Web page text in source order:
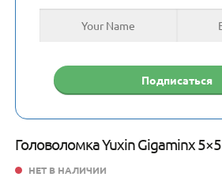
Головоломка Yuxin Gigaminx 5×5
НЕТ В НАЛИЧИИ